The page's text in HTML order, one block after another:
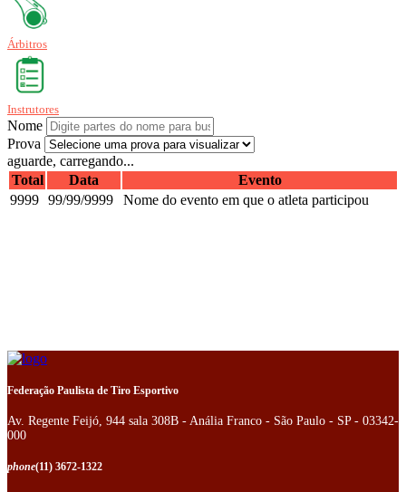
Árbitros
Instrutores
Nome
Prova
aguarde, carregando...
Total
Data
Evento
9999 99/99/9999 Nome do evento em que o atleta participou
Federação Paulista de Tiro Esportivo
Av. Regente Feijó, 944 sala 308B - Anália Franco - São Paulo - SP - 03342-
000
phone(11) 3672-1322